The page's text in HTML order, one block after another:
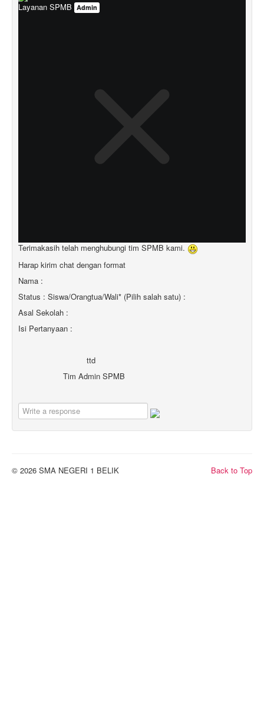
Layanan SPMB Admin
Terimakasih telah menghubungi tim SPMB kami.
Harap kirim chat dengan format
Nama :
Status : Siswa/Orangtua/Wali* (Pilih salah satu) :
Asal Sekolah :
Isi Pertanyaan :
ttd
Tim Admin SPMB
Back to Top
© 2026 SMA NEGERI 1 BELIK